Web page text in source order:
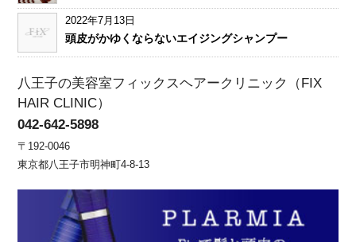
2022年7月13日
頭皮がかゆくならないエイジングシャンプー
八王子の美容室フィックスヘアークリニック（FIX
HAIR CLINIC）
042-642-5898
〒192-0046
東京都八王子市明神町4-8-13